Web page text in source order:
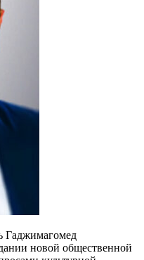
Гаджимагомед
новой общественной